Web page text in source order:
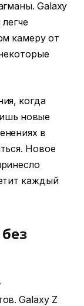
Galaxy
камеру от
когда
новые
в
Новое
каждый
Galaxy Z